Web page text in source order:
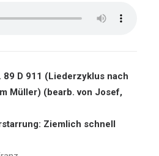
D 911 (Liederzyklus nach
Müller) (bearb. von Josef,
Ziemlich schnell